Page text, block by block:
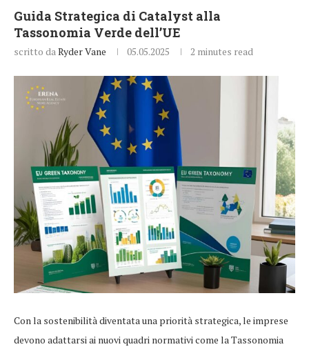
Guida Strategica di Catalyst alla
Tassonomia Verde dell’UE
scritto daRyder Vane 05.05.2025 2 minutes read
Con la sostenibilità diventata una priorità strategica, le imprese
devono adattarsi ai nuovi quadri normativi come la Tassonomia